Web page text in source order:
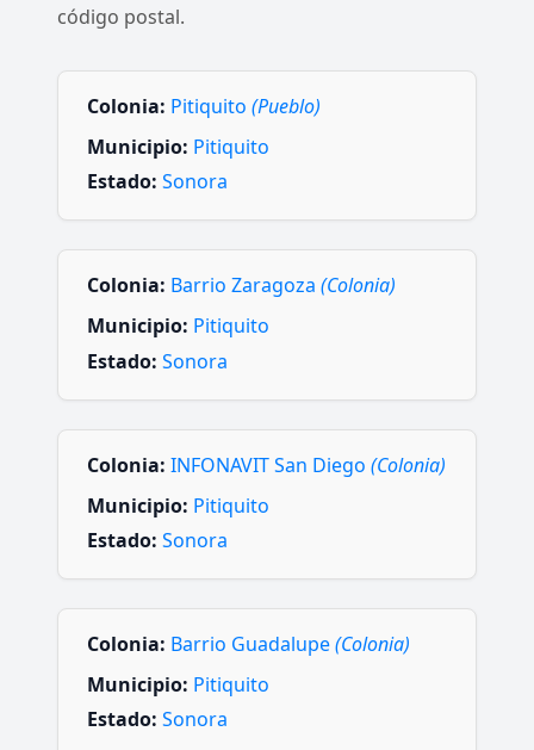
código postal.
Colonia: Pitiquito (Pueblo)
Municipio: Pitiquito
Estado: Sonora
Colonia: Barrio Zaragoza (Colonia)
Municipio: Pitiquito
Estado: Sonora
Colonia: INFONAVIT San Diego (Colonia)
Municipio: Pitiquito
Estado: Sonora
Colonia: Barrio Guadalupe(Colonia)
Municipio: Pitiquito
Estado: Sonora